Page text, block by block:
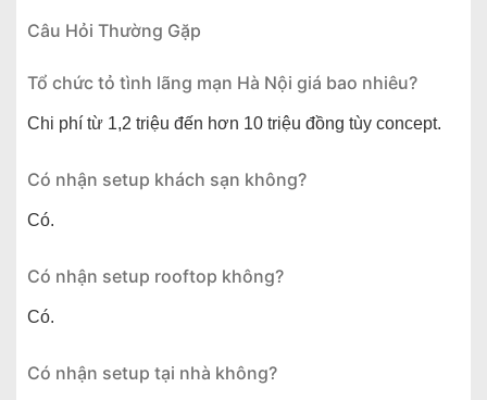
Câu Hỏi Thường Gặp
Tổ chức tỏ tình lãng mạn Hà Nội giá bao nhiêu?
Chi phí từ 1,2 triệu đến hơn 10 triệu đồng tùy concept.
Có nhận setup khách sạn không?
Có.
Có nhận setup rooftop không?
Có.
Có nhận setup tại nhà không?